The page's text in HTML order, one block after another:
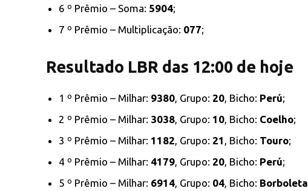
6 º Prêmio – Soma: 5904;
7 º Prêmio – Multiplicação: 077;
Resultado LBR das 12:00 de hoje
1 º Prêmio – Milhar: 9380, Grupo: 20, Bicho: Perú;
2 º Prêmio – Milhar: 3038, Grupo: 10, Bicho: Coelho;
3 º Prêmio – Milhar: 1182, Grupo: 21 , Bicho: Touro;
4 º Prêmio – Milhar: 4179, Grupo: 20, Bicho: Perú;
5 º Prêmio – Milhar: 6914, Grupo: 04, Bicho: Borboleta